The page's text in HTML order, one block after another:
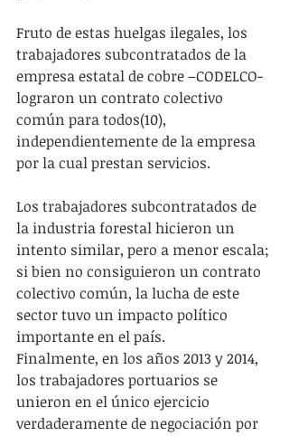
Fruto de estas huelgas ilegales, los
trabajadores subcontratados de la
empresa estatal de cobre –CODELCO-
lograron un contrato colectivo
común para todos(10),
independientemente de la empresa
por la cual prestan servicios.
Los trabajadores subcontratados de
la industria forestal hicieron un
intento similar, pero a menor escala;
si bien no consiguieron un contrato
colectivo común, la lucha de este
sector tuvo un impacto político
importante en el país.
Finalmente, en los años 2013 y 2014,
los trabajadores portuarios se
unieron en el único ejercicio
verdaderamente de negociación por